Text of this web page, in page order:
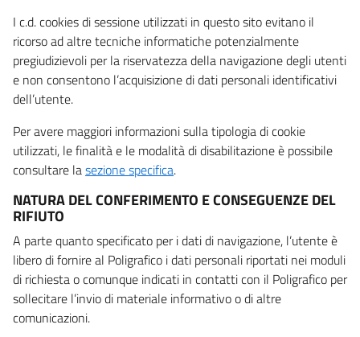
I c.d. cookies di sessione utilizzati in questo sito evitano il
ricorso ad altre tecniche informatiche potenzialmente
pregiudizievoli per la riservatezza della navigazione degli utenti
e non consentono l’acquisizione di dati personali identificativi
dell’utente.
Per avere maggiori informazioni sulla tipologia di cookie
utilizzati, le finalità e le modalità di disabilitazione è possibile
consultare lasezione specifica.
NATURA DEL CONFERIMENTO E CONSEGUENZE DEL
RIFIUTO
A parte quanto specificato per i dati di navigazione, l’utente è
libero di fornire al Poligrafico i dati personali riportati nei moduli
di richiesta o comunque indicati in contatti con il Poligrafico per
sollecitare l’invio di materiale informativo o di altre
comunicazioni.